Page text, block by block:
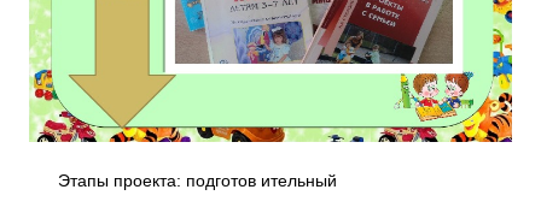
Этапы проекта: подготов ительный